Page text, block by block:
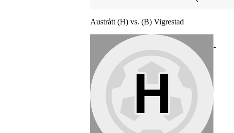
Austrått (H) vs. (B) Vigrestad
-